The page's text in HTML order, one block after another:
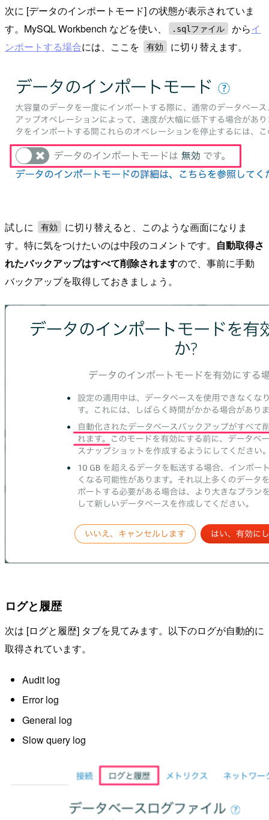
次に [データのインポートモード] の状態が表示されていま
す。MySQL Workbench などを使い、
.sqlファイル からイ
ンポートする場合には、ここを 有効 に切り替えます。
試しに 有効
に切り替えると、このような画面になりま
す。特に気をつけたいのは中段のコメントです。 自動取得さ
れたバックアップはすべて削除されますので、事前に手動
バックアップを取得しておきましょう。
ログと履歴
次は [ログと履歴] タブを見てみます。以下のログが自動的に
取得されています。
Audit log
Error log
General log
Slow query log